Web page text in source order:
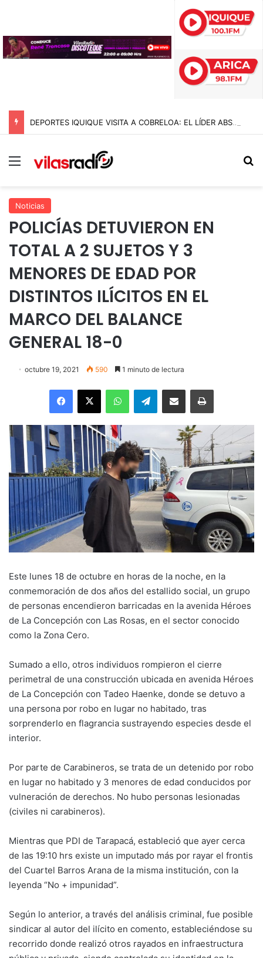
DEPORTES IQUIQUE VISITA A COBRELOA: EL LÍDER ABSOLUTO DE LA LIGA DE ASCENSO 2026
Menú
Noticias
POLICÍAS DETUVIERON EN
TOTAL A 2 SUJETOS Y 3
MENORES DE EDAD POR
DISTINTOS ILÍCITOS EN EL
MARCO DEL BALANCE
GENERAL 18-0
octubre 19, 2021 590 1 minuto de lectura
Facebook
X WhatsAppTelegramEnviar vía email Imprimir
Este lunes 18 de octubre en horas de la noche, en la
conmemoración de dos años del estallido social, un grupo
de personas encendieron barricadas en la avenida Héroes
de La Concepción con Las Rosas, en el sector conocido
como la Zona Cero.
Sumado a ello, otros individuos rompieron el cierre
perimetral de una construcción ubicada en avenida Héroes
de La Concepción con Tadeo Haenke, donde se detuvo a
una persona por robo en lugar no habitado, tras
sorprenderlo en flagrancia sustrayendo especies desde el
interior.
Por parte de Carabineros, se trata de un detenido por robo
en lugar no habitado y 3 menores de edad conducidos por
vulneración de derechos. No hubo personas lesionadas
(civiles ni carabineros).
Mientras que PDI de Tarapacá, estableció que ayer cerca
de las 19:10 hrs existe un imputado más por rayar el frontis
del Cuartel Barros Arana de la misma institución, con la
leyenda “No + impunidad”.
Según lo anterior, a través del análisis criminal, fue posible
sindicar al autor del ilícito en comento, estableciéndose su
recorrido donde realizó otros rayados en infraestructura